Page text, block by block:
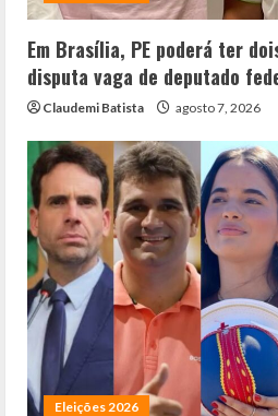
Em Brasília, PE poderá ter
disputa vaga de deputado
Claudemi Batista agosto 7, 2026
Eleições 2026